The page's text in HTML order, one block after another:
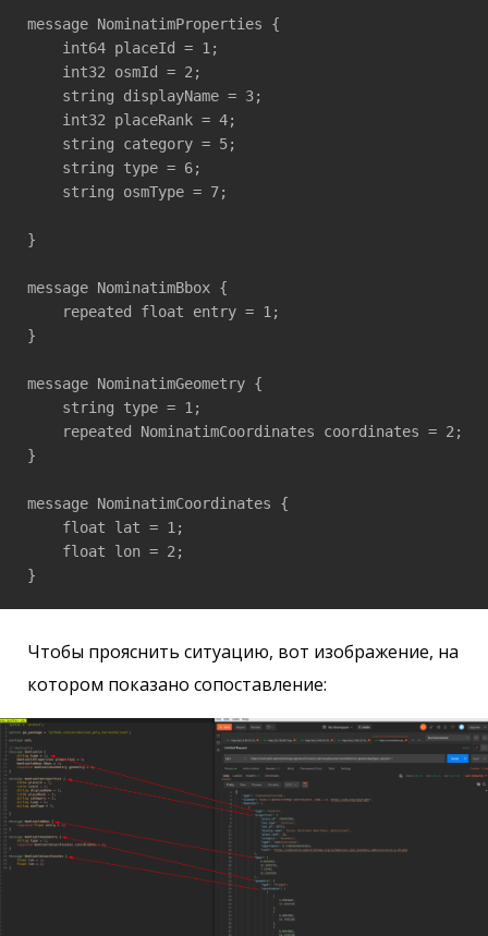
message NominatimProperties {
    int64 placeId = 1;
    int32 osmId = 2;
    string displayName = 3;
    int32 placeRank = 4;
    string category = 5;
    string type = 6;
    string osmType = 7;
}
message NominatimBbox {
    repeated float entry = 1;
}
message NominatimGeometry {
    string type = 1;
    repeated NominatimCoordinates coordinates = 2;
}
message NominatimCoordinates {
    float lat = 1;
    float lon = 2;
Чтобы прояснить ситуацию, вот изображение, на
котором показано сопоставление: